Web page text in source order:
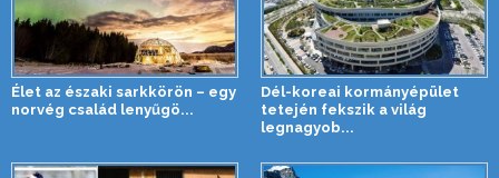
Élet az északi sarkkörön – egy
norvég család lenyűgö...
Dél-koreai kormányépület
tetején fekszik a világ
legnagyob...